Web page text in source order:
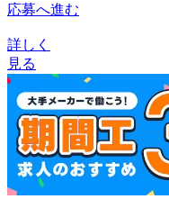
応募へ進む
詳しく
見る